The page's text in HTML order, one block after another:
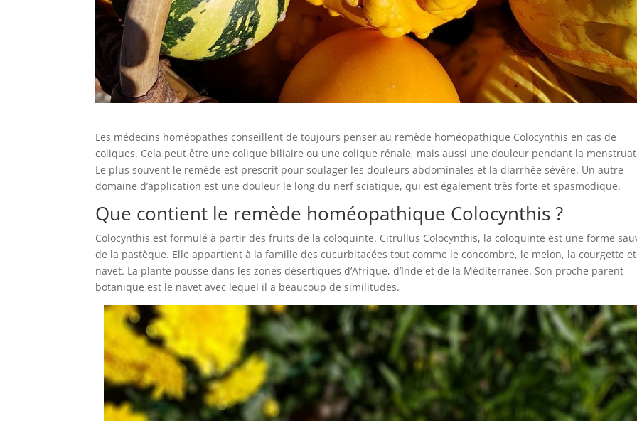
Les médecins homéopathes conseillent de toujours penser au remède homéopathique Colocynthis en cas de
coliques. Cela peut être une colique biliaire ou une colique rénale, mais aussi une douleur pendant la
Le plus souvent le remède est prescrit pour soulager les douleurs abdominales et la diarrhée sévère. Un autre
domaine d’application est une douleur le long du nerf sciatique, qui est également très forte et spasmodique.
Que contient le remède homéopathique Colocynthis ?
Colocynthis est formulé à partir des fruits de la coloquinte. Citrullus Colocynthis, la coloquinte est une forme
de la pastèque. Elle appartient à la famille des cucurbitacées tout comme le concombre, le melon, la courgette
navet. La plante pousse dans les zones désertiques d’Afrique, d’Inde et de la Méditerranée. Son proche parent
botanique est le navet avec lequel il a beaucoup de similitudes.